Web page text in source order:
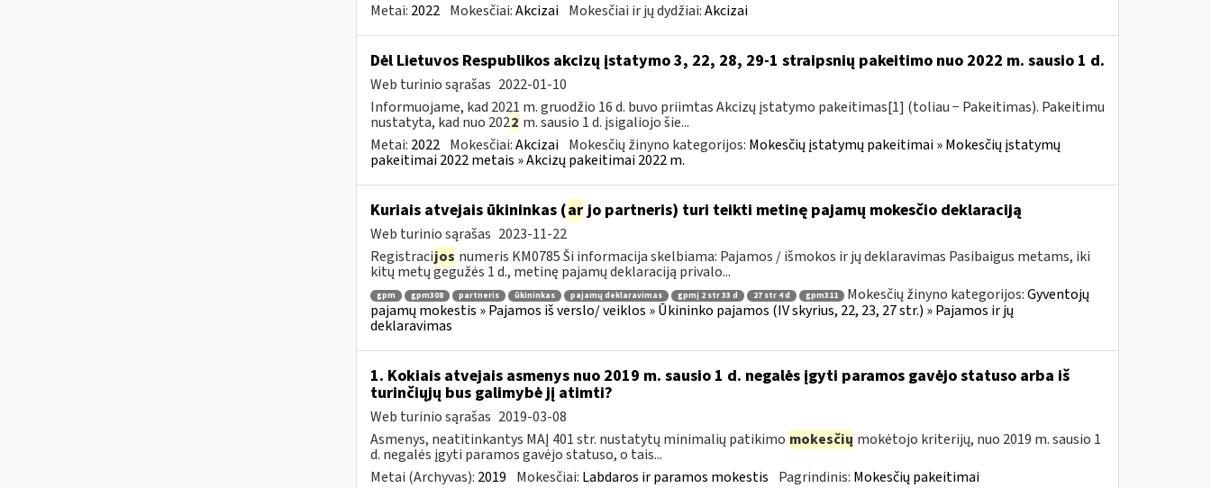
Metai: 2022 Mokesčiai:Akcizai Mokesčiai ir jų dydžiai:Akcizai
Dėl Lietuvos Respublikos akcizų įstatymo 3, 22, 28, 29-1 straipsnių pakeitimo nuo 2022 m. sausio 1 d.
Web turinio sąrašas 2022-01-10
Informuojame, kad 2021 m. gruodžio 16 d. buvo priimtas Akcizų įstatymo pakeitimas[1] (toliau − Pakeitimas). Pakeitimu
nustatyta, kad nuo 2022 m. sausio 1 d. įsigaliojo šie...
Metai: 2022 Mokesčiai:Akcizai Mokesčių žinyno kategorijos: Mokesčių įstatymų pakeitimai » Mokesčių įstatymų
pakeitimai 2022 metais » Akcizų pakeitimai 2022 m.
Kuriais atvejais ūkininkas (arjo partneris) turi teikti metinę pajamų mokesčio deklaraciją
Web turinio sąrašas 2023-11-22
Registracijos numeris KM0785 Ši informacija skelbiama: Pajamos / išmokos ir jų deklaravimas Pasibaigus metams, iki
kitų metų gegužės 1 d., metinę pajamų deklaraciją privalo...
gpm gpm308 partneris ūkininkas pajamų deklaravimas gpmį 2 str 33 d 27 str 4 d gpm311 Mokesčių žinyno kategorijos:Gyventojų
pajamų mokestis » Pajamos iš verslo/ veiklos » Ūkininko pajamos (IV skyrius, 22, 23, 27 str.) » Pajamos ir jų
deklaravimas
1. Kokiais atvejais asmenys nuo 2019 m. sausio 1 d. negalės įgyti paramos gavėjo statuso arba iš
turinčiųjų bus galimybė jį atimti?
Web turinio sąrašas 2019-03-08
Asmenys, neatitinkantys MAĮ 401 str. nustatytų minimalių patikimo mokesčių mokėtojo kriterijų, nuo 2019 m. sausio 1
d. negalės įgyti paramos gavėjo statuso, o tais...
Metai (Archyvas): 2019 Mokesčiai: Labdaros ir paramos mokestis Pagrindinis: Mokesčių pakeitimai